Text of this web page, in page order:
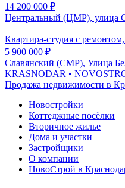
14 200 000 ₽
Центральный (ЦМР), улица
Квартира-студия с
5 900 000 ₽
Славянский (СМР), Улица
KRASNODAR •
Продажа недвижимости в
Новостройки
Коттеджные посёлки
Вторичное жилье
Дома и участки
Застройщики
О компании
НовоСтрой в